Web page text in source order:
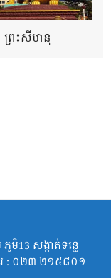
ព្រះសីហនុ
មិ13 សង្កាត់ទន្លេ
រ : ០២៣ ២១៥៨០១